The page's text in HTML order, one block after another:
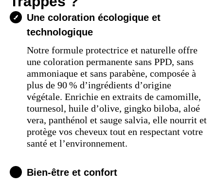
Une coloration écologique et
technologique
Notre formule protectrice et naturelle offre
une coloration permanente sans PPD, sans
ammoniaque et sans parabène, composée à
plus de 90 % d’ingrédients d’origine
végétale. Enrichie en extraits de camomille,
tournesol, huile d’olive, gingko biloba, aloé
vera, panthénol et sauge salvia, elle nourrit et
protège vos cheveux tout en respectant votre
santé et l’environnement.
Bien-être et confort